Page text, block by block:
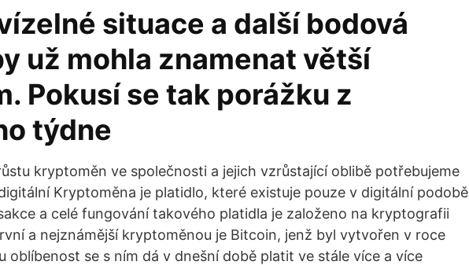
situace a další bodová
už mohla znamenat větší
Pokusí se tak porážku z
týdne
kryptoměn ve společnosti a jejich vzrůstající oblibě potřebujeme
Kryptoměna je platidlo, které existuje pouze v digitální podobě
a celé fungování takového platidla je založeno na kryptografii
a nejznámější kryptoměnou je Bitcoin, jenž byl vytvořen v roce
oblíbenost se s ním dá v dnešní době platit ve stále více a více